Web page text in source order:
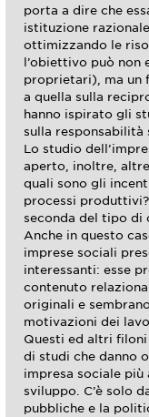
porta a dire che
istituzione
ottimizzando le
l’obiettivo può
proprietari), ma un
a quella sulla
hanno ispirato gli
sulla responsabilità
Lo studio
aperto, inoltre,
quali sono gli
processi
seconda del tipo di
Anche in questo
imprese sociali
interessanti: esse
contenuto
originali e
motivazioni dei
Questi ed altri
di studi che danno
impresa sociale
sviluppo. C’è solo
pubbliche e la